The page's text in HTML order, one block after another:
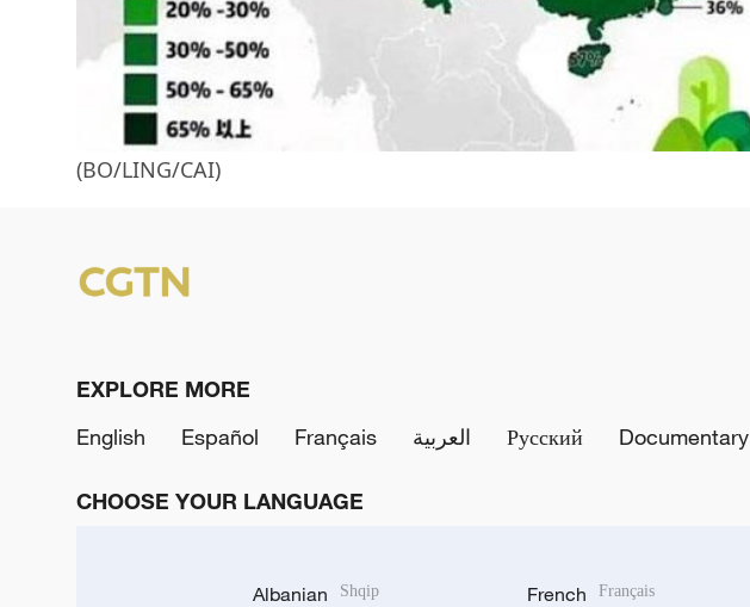
(BO/LING/CAI)
EXPLORE MORE
English
Español Français العربية Русский Documentary
CHOOSE YOUR LANGUAGE
Albanian Shqip French Français